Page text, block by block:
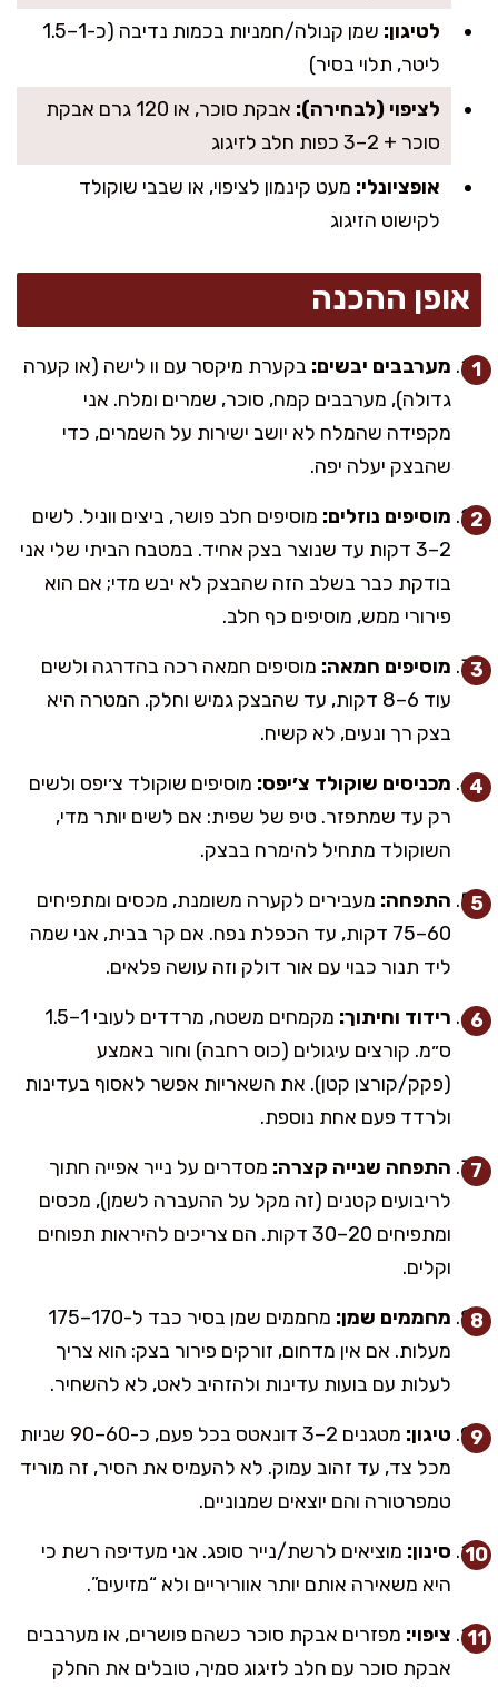
לטיגון:
שמן קנולה/חמניות בכמות נדיבה (כ-1–1.5
ליטר, תלוי בסיר)
לציפוי (לבחירה):
אבקת סוכר, או 120 גרם אבקת
סוכר + 2–3 כפות חלב לזיגוג
אופציונלי: מעט קינמון לציפוי, או שבבי שוקולד
לקישוט הזיגוג
אופן ההכנה
מערבבים יבשים: בקערת מיקסר עם וו לישה (או קערה
גדולה), מערבבים קמח, סוכר, שמרים ומלח. אני
מקפידה שהמלח לא יושב ישירות על השמרים, כדי
שהבצק יעלה יפה.
מוסיפים נוזלים: מוסיפים חלב פושר, ביצים ווניל. לשים
2–3 דקות עד שנוצר בצק אחיד. במטבח הביתי שלי אני
בודקת כבר בשלב הזה שהבצק לא יבש מדי; אם הוא
פירורי ממש, מוסיפים כף חלב.
מוסיפים חמאה: מוסיפים חמאה רכה בהדרגה ולשים
עוד 6–8 דקות, עד שהבצק גמיש וחלק. המטרה היא
בצק רך ונעים, לא קשיח.
מכניסים שוקולד צ׳יפס: מוסיפים שוקולד צ׳יפס ולשים
רק עד שמתפזר. טיפ של שפית: אם לשים יותר מדי,
השוקולד מתחיל להימרח בבצק.
התפחה: מעבירים לקערה משומנת, מכסים ומתפיחים
60–75 דקות, עד הכפלת נפח. אם קר בבית, אני שמה
ליד תנור כבוי עם אור דולק וזה עושה פלאים.
רידוד וחיתוך:
מקמחים משטח, מרדדים לעובי 1–1.5
ס״מ. קורצים עיגולים (כוס רחבה) וחור באמצע
(פקק/קורצן קטן). את השאריות אפשר לאסוף בעדינות
ולרדד פעם אחת נוספת.
התפחה שנייה קצרה: מסדרים על נייר אפייה חתוך
לריבועים קטנים (זה מקל על ההעברה לשמן), מכסים
ומתפיחים 20–30 דקות. הם צריכים להיראות תפוחים
וקלים.
מחממים שמן:
מחממים שמן בסיר כבד ל-170–175
מעלות. אם אין מדחום, זורקים פירור בצק: הוא צריך
לעלות עם בועות עדינות ולהזהיב לאט, לא להשחיר.
טיגון:
מטגנים 2–3 דונאטס בכל פעם, כ-60–90 שניות
מכל צד, עד זהוב עמוק. לא להעמיס את הסיר, זה מוריד
טמפרטורה והם יוצאים שמנוניים.
סינון: מוציאים לרשת/נייר סופג. אני מעדיפה רשת כי
היא משאירה אותם יותר אווריריים ולא “מזיעים”.
ציפוי: מפזרים אבקת סוכר כשהם פושרים, או מערבבים
אבקת סוכר עם חלב לזיגוג סמיך, טובלים את החלק